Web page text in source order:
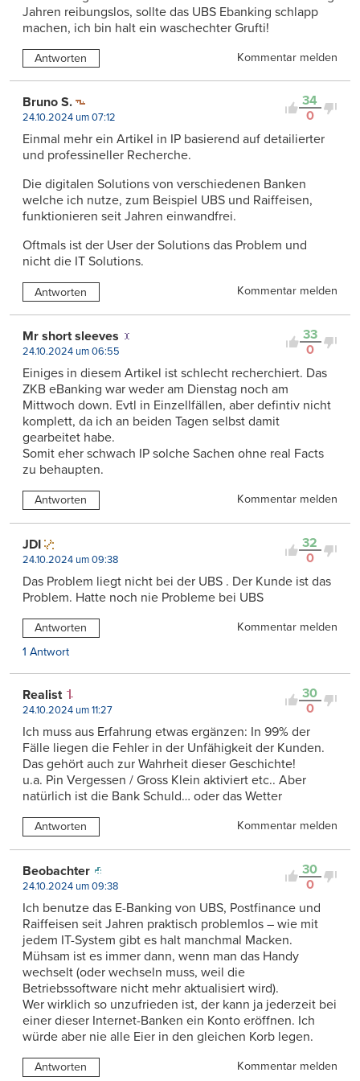
Jahren reibungslos, sollte das UBS Ebanking schlapp
machen, ich bin halt ein waschechter Grufti!
Antworten Kommentar melden
34
0
Bruno S.
24.10.2024 um 07:12
Einmal mehr ein Artikel in IP basierend auf detailierter
und professineller Recherche.
Die digitalen Solutions von verschiedenen Banken
welche ich nutze, zum Beispiel UBS und Raiffeisen,
funktionieren seit Jahren einwandfrei.
Oftmals ist der User der Solutions das Problem und
nicht die IT Solutions.
Antworten Kommentar melden
33
0
Mr short sleeves
24.10.2024 um 06:55
Einiges in diesem Artikel ist schlecht recherchiert. Das
ZKB eBanking war weder am Dienstag noch am
Mittwoch down. Evtl in Einzellfällen, aber defintiv nicht
komplett, da ich an beiden Tagen selbst damit
gearbeitet habe.
Somit eher schwach IP solche Sachen ohne real Facts
zu behaupten.
Antworten Kommentar melden
32
0
JDI
24.10.2024 um 09:38
Das Problem liegt nicht bei der UBS . Der Kunde ist das
Problem. Hatte noch nie Probleme bei UBS
Antworten
Kommentar melden
1 Antwort
30
0
Realist
24.10.2024 um 11:27
Ich muss aus Erfahrung etwas ergänzen: In 99% der
Fälle liegen die Fehler in der Unfähigkeit der Kunden.
Das gehört auch zur Wahrheit dieser Geschichte!
u.a. Pin Vergessen / Gross Klein aktiviert etc.. Aber
natürlich ist die Bank Schuld… oder das Wetter
Antworten Kommentar melden
30
0
Beobachter
24.10.2024 um 09:38
Ich benutze das E-Banking von UBS, Postfinance und
Raiffeisen seit Jahren praktisch problemlos – wie mit
jedem IT-System gibt es halt manchmal Macken.
Mühsam ist es immer dann, wenn man das Handy
wechselt (oder wechseln muss, weil die
Betriebssoftware nicht mehr aktualisiert wird).
Wer wirklich so unzufrieden ist, der kann ja jederzeit bei
einer dieser Internet-Banken ein Konto eröffnen. Ich
würde aber nie alle Eier in den gleichen Korb legen.
Antworten Kommentar melden